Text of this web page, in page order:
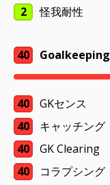
2
怪我耐性
40 Goalkeeping
40
GKセンス
40
キャッチング
40
GK Clearing
40
コラプシング